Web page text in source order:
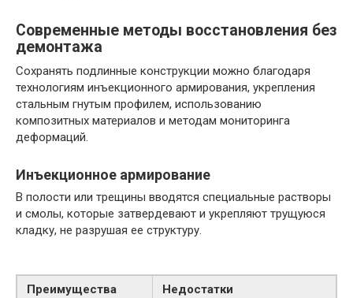
Современные методы восстановления без
демонтажа
Сохранять подлинные конструкции можно благодаря
технологиям инъекционного армирования, укрепления
стальным гнутым профилем, использованию
композитных материалов и методам мониторинга
деформаций.
Инъекционное армирование
В полости или трещины вводятся специальные растворы
и смолы, которые затвердевают и укрепляют трущуюся
кладку, не разрушая ее структуру.
Преимущества
Недостатки